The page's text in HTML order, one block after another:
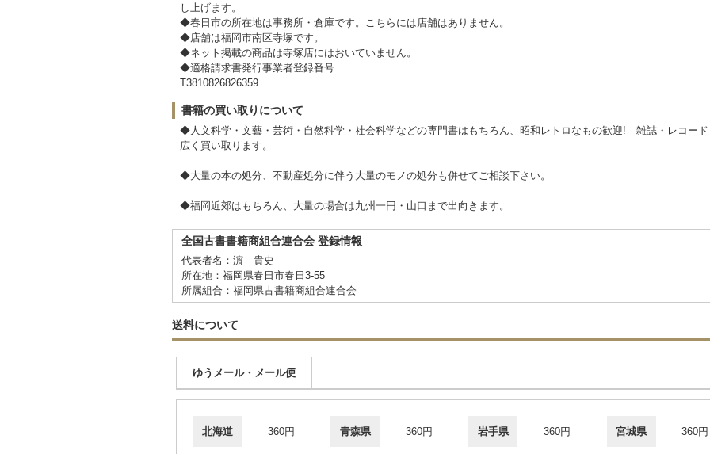
し上げます。
◆春日市の所在地は事務所・倉庫です。こちらには店舗はありません。
◆店舗は福岡市南区寺塚です。
◆ネット掲載の商品は寺塚店にはおいていません。
◆適格請求書発行事業者登録番号
T3810826826359
書籍の買い取りについて
◆人文科学・文藝・芸術・自然科学・社会科学などの専門書はもちろん、昭和レトロなもの歓迎! 雑誌・レコー
広く買い取ります。
◆大量の本の処分、不動産処分に伴う大量のモノの処分も併せてご相談下さい。
◆福岡近郊はもちろん、大量の場合は九州一円・山口まで出向きます。
全国古書書籍商組合連合会 登録情報
代表者名：濵 貴史
所在地：福岡県春日市春日3-55
所属組合：福岡県古書籍商組合連合会
送料について
ゆうメール・メール便
北海道 360円 青森県 360円 岩手県 360円 宮城県 360円